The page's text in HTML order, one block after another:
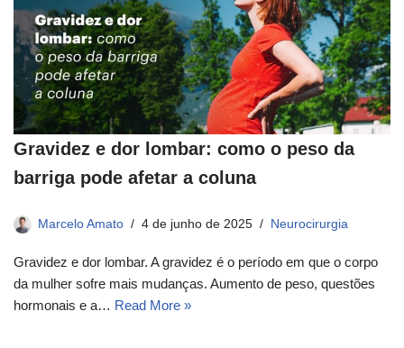
Gravidez e dor lombar: como o peso da
barriga pode afetar a coluna
Marcelo Amato 4 de junho de 2025 Neurocirurgia
Gravidez e dor lombar. A gravidez é o período em que o corpo
da mulher sofre mais mudanças. Aumento de peso, questões
hormonais e a… Read More »